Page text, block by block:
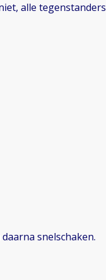
alle tegenstanders
snelschaken.